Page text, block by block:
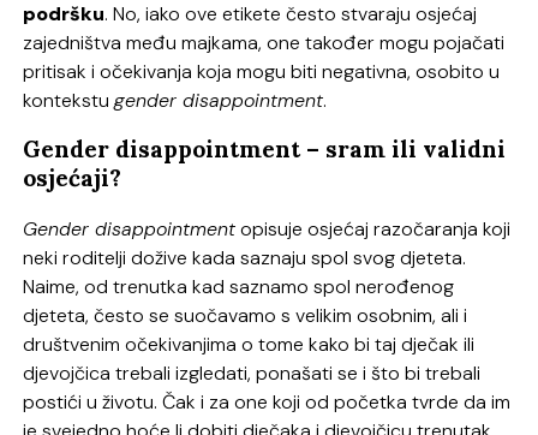
podršku. No, iako ove etikete često stvaraju osjećaj
zajedništva među majkama, one također mogu pojačati
pritisak i očekivanja koja mogu biti negativna, osobito u
kontekstugender disappointment.
Gender disappointment– sram ili validni
osjećaji?
Gender disappointmentopisuje osjećaj razočaranja koji
neki roditelji dožive kada saznaju spol svog djeteta.
Naime, od trenutka kad saznamo spol nerođenog
djeteta, često se suočavamo s velikim osobnim, ali i
društvenim očekivanjima o tome kako bi taj dječak ili
djevojčica trebali izgledati, ponašati se i što bi trebali
postići u životu. Čak i za one koji od početka tvrde da im